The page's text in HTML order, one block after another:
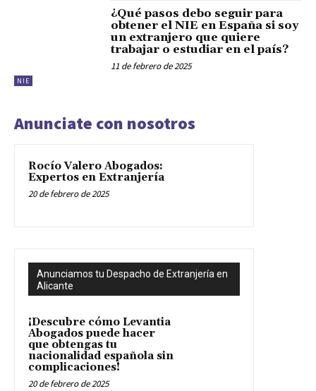
NIE
¿Qué pasos debo seguir para
obtener el NIE en España si soy
un extranjero que quiere
trabajar o estudiar en el país?
11 de febrero de 2025
Anunciate con nosotros
Rocío Valero Abogados:
Expertos en Extranjería
20 de febrero de 2025
Anunciamos tu Despacho de Extranjería en
Alicante
¡Descubre cómo Levantia
Abogados puede hacer
que obtengas tu
nacionalidad española sin
complicaciones!
20 de febrero de 2025